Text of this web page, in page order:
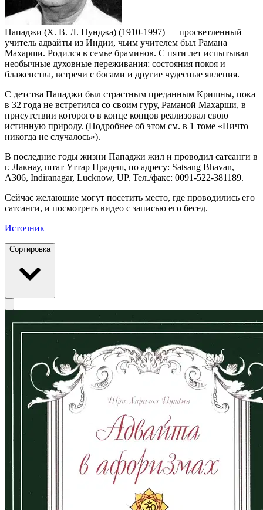
Пападжи (Х. В. Л. Пунджа) (1910-1997) — просветленный
учитель адвайты из Индии, чьим учителем был Рамана
Махарши. Родился в семье браминов. С пяти лет испытывал
необычные духовные переживания: состояния покоя и
блаженства, встречи с богами и другие чудесные явления.
С детства Пападжи был страстным преданным Кришны, пока
в 32 года не встретился со своим гуру, Раманой Махарши, в
присутствии которого в конце концов реализовал свою
истинную природу. (Подробнее об этом см. в 1 томе «Ничто
никогда не случалось»).
В последние годы жизни Пападжи жил и проводил сатсанги в
г. Лакнау, штат Уттар Прадеш, по адресу: Satsang Bhavan,
A306, Indiranagar, Lucknow, UP. Тел./факс: 0091-522-381189.
Сейчас желающие могут посетить место, где проводились его
сатсанги, и посмотреть видео с записью его бесед.
Источник
Сортировка